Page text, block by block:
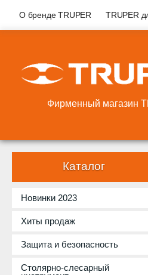
О бренде TRUPER TRUPER
Фирменный магазин
Каталог
Новинки 2023
Хиты продаж
Защита и безопасность
Столярно-слесарный